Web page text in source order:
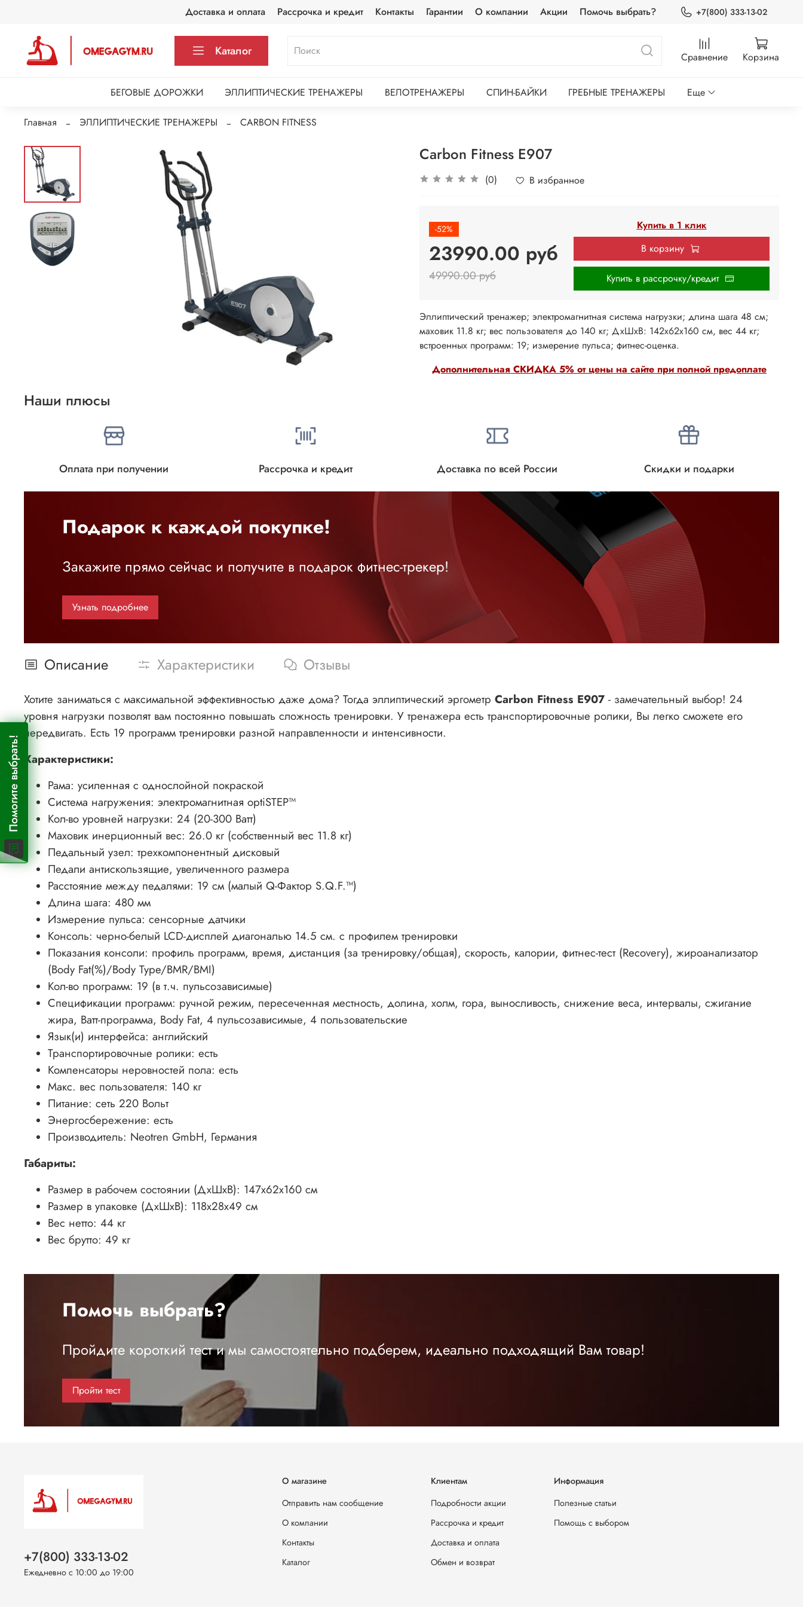
Помогите выбрать!
Доставка и оплата Рассрочка и кредит Контакты Гарантии О компании Акции Помочь выбрать? +7(800) 333-13-02
Каталог Сравнение Корзина
БЕГОВЫЕ ДОРОЖКИ ЭЛЛИПТИЧЕСКИЕ ТРЕНАЖЕРЫ ВЕЛОТРЕНАЖЕРЫ СПИН-БАЙКИ ГРЕБНЫЕ ТРЕНАЖЕРЫ Еще
Главная ЭЛЛИПТИЧЕСКИЕ ТРЕНАЖЕРЫ CARBON FITNESS
Carbon Fitness E907
(0) В избранное
-52%
23990.00 руб
49990.00 руб
Купить в 1 клик
В корзину
Купить в рассрочку/кредит
Дополнительная СКИДКА 5% от цены на сайте при полной предоплате
Эллиптический тренажер; электромагнитная система нагрузки; длина шага 48 см;
маховик 11.8 кг; вес пользователя до 140 кг; ДхШxВ: 142x62x160 см, вес 44 кг;
встроенных программ: 19; измерение пульса; фитнес-оценка.
Наши плюсы
Оплата при получении Рассрочка и кредит Доставка по всей России Скидки и подарки
Подарок к каждой покупке!
Закажите прямо сейчас и получите в подарок фитнес-трекер!
Узнать подробнее
Описание Характеристики Отзывы
Хотите заниматься с максимальной эффективностью даже дома? Тогда эллиптический эргометр Carbon Fitness E907 - замечательный выбор! 24
уровня нагрузки позволят вам постоянно повышать сложность тренировки. У тренажера есть транспортировочные ролики, Вы легко сможете его
передвигать. Есть 19 программ тренировки разной направленности и интенсивности.
Характеристики:
Рама: усиленная с однослойной покраской
Система нагружения: электромагнитная optiSTEP™
Кол-во уровней нагрузки: 24 (20-300 Ватт)
Маховик инерционный вес: 26.0 кг (собственный вес 11.8 кг)
Педальный узел: трехкомпонентный дисковый
Педали антискользящие, увеличенного размера
Расстояние между педалями: 19 см (малый Q-Фактор S.Q.F.™)
Длина шага: 480 мм
Измерение пульса: сенсорные датчики
Консоль: черно-белый LCD-дисплей диагональю 14.5 см. с профилем тренировки
Показания консоли: профиль программ, время, дистанция (за тренировку/общая), скорость, калории, фитнес-тест (Recovery), жироанализатор
(Body Fat(%)/Body Type/BMR/BMI)
Кол-во программ: 19 (в т.ч. пульсозависимые)
Спецификации программ: ручной режим, пересеченная местность, долина, холм, гора, выносливость, снижение веса, интервалы, сжигание
жира, Ватт-программа, Body Fat, 4 пульсозависимые, 4 пользовательские
Язык(и) интерфейса: английский
Транспортировочные ролики: есть
Компенсаторы неровностей пола: есть
Макс. вес пользователя: 140 кг
Питание: сеть 220 Вольт
Энергосбережение: есть
Производитель: Neotren GmbH, Германия
Габариты:
Размер в рабочем состоянии (ДхШхВ): 147х62х160 см
Размер в упаковке (ДхШхВ): 118х28х49 см
Вес нетто: 44 кг
Вес брутто: 49 кг
Помочь выбрать?
Пройдите короткий тест и мы самостоятельно подберем, идеально подходящий Вам товар!
Пройти тест
О магазине
Отправить нам сообщение
О компании
Контакты
Каталог
Клиентам
Подробности акции
Рассрочка и кредит
Доставка и оплата
Обмен и возврат
Информация
Полезные статьи
Помощь с выбором
+7(800) 333-13-02
Ежедневно с 10:00 до 19:00